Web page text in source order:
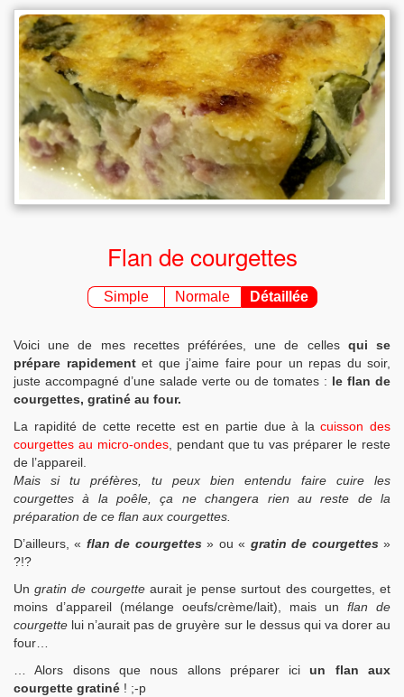
Flan de courgettes
Simple Normale Détaillée
Voici une de mes recettes préférées, une de celles qui se
prépare rapidementet que j’aime faire pour un repas du soir,
juste accompagné d’une salade verte ou de tomates : le flan de
courgettes, gratiné au four.
La rapidité de cette recette est en partie due à lacuisson des
courgettes au micro-ondes, pendant que tu vas préparer le reste
de l’appareil.
Mais si tu préfères, tu peux bien entendu faire cuire les
courgettes à la poêle, ça ne changera rien au reste de la
préparation de ce flan aux courgettes.
D’ailleurs, « flan de courgettes» ou « gratin de courgettes»
?!?
Ungratin de courgetteaurait je pense surtout des courgettes, et
moins d’appareil (mélange oeufs/crème/lait), mais un flan de
courgette lui n’aurait pas de gruyère sur le dessus qui va dorer au
four…
… Alors disons que nous allons préparer iciun flan aux
courgette gratiné ! ;-p